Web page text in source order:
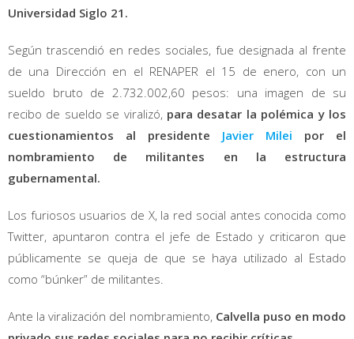
Universidad Siglo 21.
Según trascendió en redes sociales, fue designada al frente
de una Dirección en el RENAPER el 15 de enero, con un
sueldo bruto de 2.732.002,60 pesos: una imagen de su
recibo de sueldo se viralizó, para desatar la polémica y los
cuestionamientos al presidente Javier Milei por el
nombramiento de militantes en la estructura
gubernamental.
Los furiosos usuarios de X, la red social antes conocida como
Twitter, apuntaron contra el jefe de Estado y criticaron que
públicamente se queja de que se haya utilizado al Estado
como “búnker” de militantes.
Ante la viralización del nombramiento, Calvella puso en modo